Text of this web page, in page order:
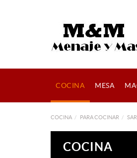
COCINA MESA
COCINA PARA COCINAR
COCINA